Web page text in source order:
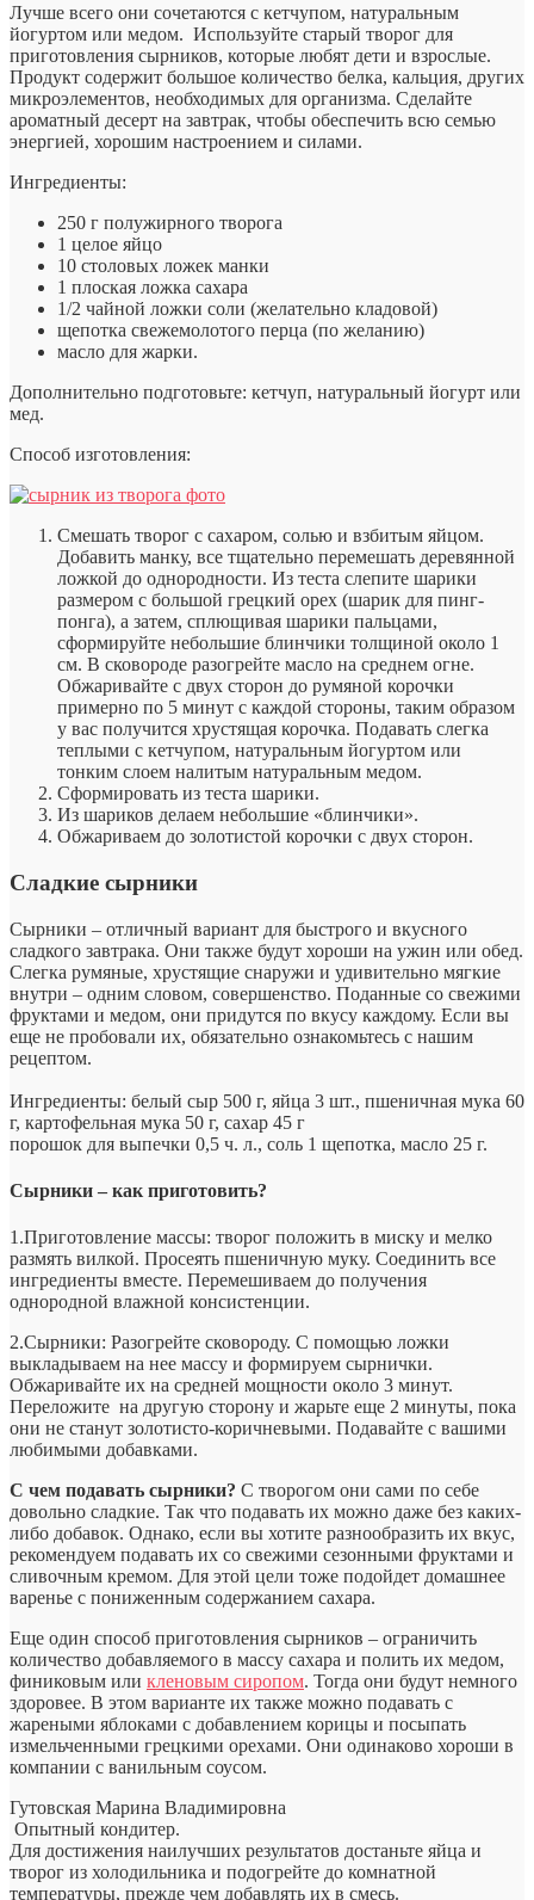
Лучше всего они сочетаются с кетчупом, натуральным
йогуртом или медом. Используйте старый творог для
приготовления сырников, которые любят дети и взрослые.
Продукт содержит большое количество белка, кальция, других
микроэлементов, необходимых для организма. Сделайте
ароматный десерт на завтрак, чтобы обеспечить всю семью
энергией, хорошим настроением и силами.
Ингредиенты:
250 г полужирного творога
1 целое яйцо
10 столовых ложек манки
1 плоская ложка сахара
1/2 чайной ложки соли (желательно кладовой)
щепотка свежемолотого перца (по желанию)
масло для жарки.
Дополнительно подготовьте: кетчуп, натуральный йогурт или
мед.
Способ изготовления:
Смешать творог с сахаром, солью и взбитым яйцом.
Добавить манку, все тщательно перемешать деревянной
ложкой до однородности. Из теста слепите шарики
размером с большой грецкий орех (шарик для пинг-
понга), а затем, сплющивая шарики пальцами,
сформируйте небольшие блинчики толщиной около 1
см. В сковороде разогрейте масло на среднем огне.
Обжаривайте с двух сторон до румяной корочки
примерно по 5 минут с каждой стороны, таким образом
у вас получится хрустящая корочка. Подавать слегка
теплыми с кетчупом, натуральным йогуртом или
тонким слоем налитым натуральным медом.
Сформировать из теста шарики.
Из шариков делаем небольшие «блинчики».
Обжариваем до золотистой корочки с двух сторон.
Сладкие сырники
Сырники – отличный вариант для быстрого и вкусного
сладкого завтрака. Они также будут хороши на ужин или обед.
Слегка румяные, хрустящие снаружи и удивительно мягкие
внутри – одним словом, совершенство. Поданные со свежими
фруктами и медом, они придутся по вкусу каждому. Если вы
еще не пробовали их, обязательно ознакомьтесь с нашим
рецептом.
Ингредиенты: белый сыр 500 г, яйца 3 шт., пшеничная мука 60
г, картофельная мука 50 г, сахар 45 г
порошок для выпечки 0,5 ч. л., соль 1 щепотка, масло 25 г.
Сырники – как приготовить?
1.Приготовление массы: творог положить в миску и мелко
размять вилкой. Просеять пшеничную муку. Соединить все
ингредиенты вместе. Перемешиваем до получения
однородной влажной консистенции.
2.Сырники: Разогрейте сковороду. С помощью ложки
выкладываем на нее массу и формируем сырнички.
Обжаривайте их на средней мощности около 3 минут.
Переложите на другую сторону и жарьте еще 2 минуты, пока
они не станут золотисто-коричневыми. Подавайте с вашими
любимыми добавками.
С чем подавать сырники? С творогом они сами по себе
довольно сладкие. Так что подавать их можно даже без каких-
либо добавок. Однако, если вы хотите разнообразить их вкус,
рекомендуем подавать их со свежими сезонными фруктами и
сливочным кремом. Для этой цели тоже подойдет домашнее
варенье с пониженным содержанием сахара.
Еще один способ приготовления сырников – ограничить
количество добавляемого в массу сахара и полить их медом,
финиковым или кленовым сиропом. Тогда они будут немного
здоровее. В этом варианте их также можно подавать с
жареными яблоками с добавлением корицы и посыпать
измельченными грецкими орехами. Они одинаково хороши в
компании с ванильным соусом.
Гутовская Марина Владимировна
Опытный кондитер.
Для достижения наилучших результатов достаньте яйца и
творог из холодильника и подогрейте до комнатной
температуры, прежде чем добавлять их в смесь.